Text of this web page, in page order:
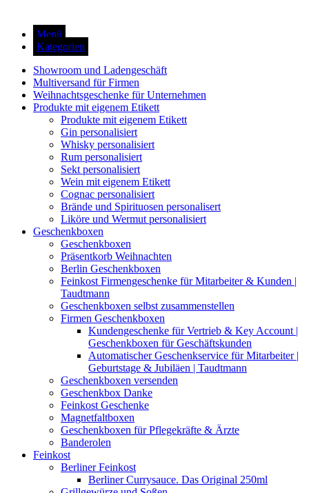
Menü
Kategorien
Showroom und Ladengeschäft
Multiversand für Firmen
Weihnachtsgeschenke für Unternehmen
Produkte mit eigenem Etikett
Produkte mit eigenem Etikett
Gin personalisiert
Whisky personalisiert
Rum personalisiert
Sekt personalisiert
Wein mit eigenem Etikett
Cognac personalisiert
Brände und Spirituosen personalisert
Liköre und Wermut personalisiert
Geschenkboxen
Geschenkboxen
Präsentkorb Weihnachten
Berlin Geschenkboxen
Feinkost Firmengeschenke für Mitarbeiter & Kunden |
Taudtmann
Geschenkboxen selbst zusammenstellen
Firmen Geschenkboxen
Kundengeschenke für Vertrieb & Key Account |
Geschenkboxen für Geschäftskunden
Automatischer Geschenkservice für Mitarbeiter |
Geburtstage & Jubiläen | Taudtmann
Geschenkboxen versenden
Geschenkbox Danke
Feinkost Geschenke
Magnetfaltboxen
Geschenkboxen für Pflegekräfte & Ärzte
Banderolen
Feinkost
Berliner Feinkost
Berliner Currysauce. Das Original 250ml